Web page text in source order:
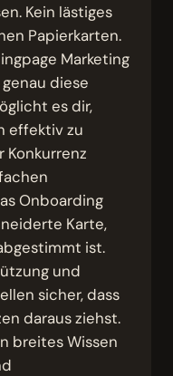
Kein lästiges
Papierkarten.
Marketing
diese
es dir,
effektiv zu
Onboarding
Karte,
ist.
und
sicher, dass
daraus ziehst.
breites Wissen